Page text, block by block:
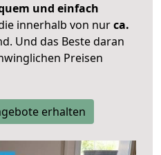
und einfach
innerhalb von nurca.
Und das Beste daran
Preisen
erhalten